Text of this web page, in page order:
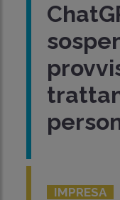
IMPRESA